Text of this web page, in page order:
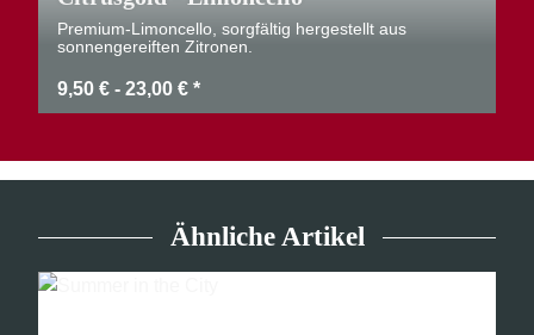
Premium-Limoncello, sorgfältig hergestellt aus
sonnengereiften Zitronen.
9,50 € - 23,00 € *
Ähnliche Artikel